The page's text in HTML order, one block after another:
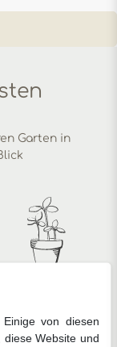
Garten in
von diesen
Website und